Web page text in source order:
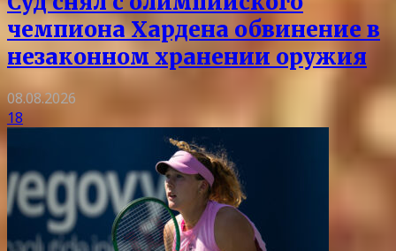
чемпиона Хардена обвинение в
незаконном хранении оружия
08.08.2026
18